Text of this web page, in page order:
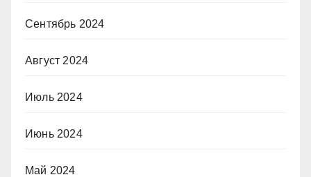
Сентябрь 2024
Август 2024
Июль 2024
Июнь 2024
Май 2024